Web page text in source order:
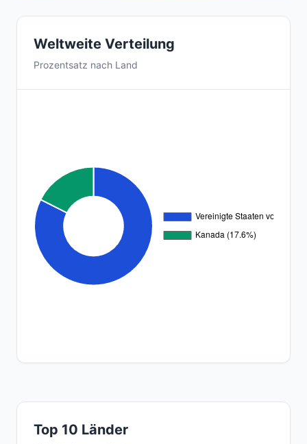
Weltweite Verteilung
Prozentsatz nach Land
Top 10 Länder